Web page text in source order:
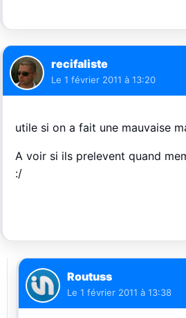
recifaliste
Le 1 février 2011 à 13:20
utile si on a fait une mauvaise
A voir si ils prelevent quand
:/
Routuss
Le 1 février 2011 à 13:38